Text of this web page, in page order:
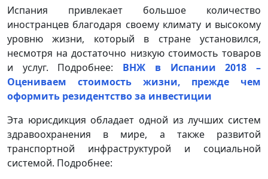
Испания привлекает большое количество
иностранцев благодаря своему климату и высокому
уровню жизни, который в стране установился,
несмотря на достаточно низкую стоимость товаров
и услуг. Подробнее: ВНЖ в Испании 2018 –
Оцениваем стоимость жизни, прежде чем
оформить резидентство за инвестиции
Эта юрисдикция обладает одной из лучших систем
здравоохранения в мире, а также развитой
транспортной инфраструктурой и социальной
системой. Подробнее: